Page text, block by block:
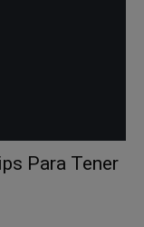
Para Tener